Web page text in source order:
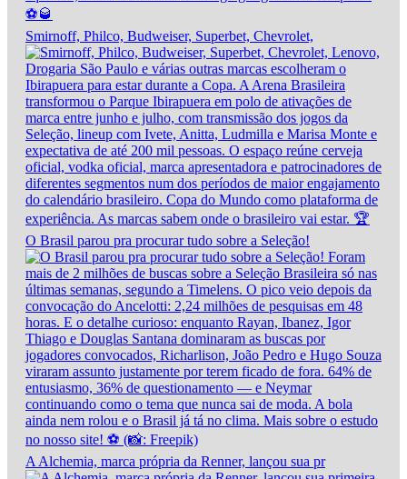
Smirnoff, Philco, Budweiser, Superbet, Chevrolet,
O Brasil parou pra procurar tudo sobre a Seleção!
A Alchemia, marca própria da Renner, lançou sua pr